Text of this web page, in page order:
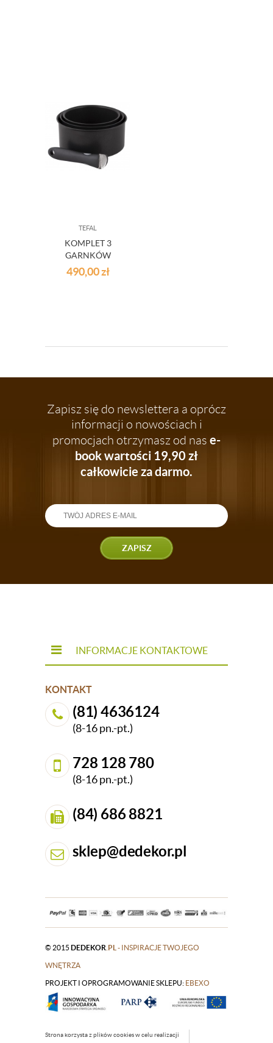
TEFAL
KOMPLET 3
GARNKÓW
INDUKCYJNYCH
TEFAL INGENIO
490,00zł
Zapisz się do newslettera a oprócz
informacji o nowościach i
promocjach otrzymasz od nas e-
book wartości 19,90 zł
całkowicie za darmo.
ZAPISZ
INFORMACJE KONTAKTOWE
KONTAKT
(81) 4636124
(8-16 pn.-pt.)
728 128 780
(8-16 pn.-pt.)
(84) 686 8821
sklep@dedekor.pl
© 2015 DEDEKOR .PL - INSPIRACJE TWOJEGO
WNĘTRZA
|
PROJEKT I OPROGRAMOWANIE SKLEPU: EBEXO
Strona korzysta z plików cookies w celu realizacji